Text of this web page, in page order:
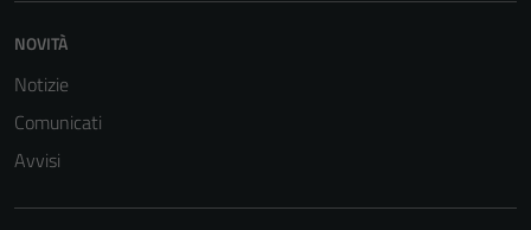
NOVITÀ
Notizie
Comunicati
Avvisi